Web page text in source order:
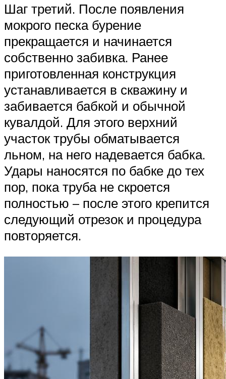
Шаг третий. После появления
мокрого песка бурение
прекращается и начинается
собственно забивка. Ранее
приготовленная конструкция
устанавливается в скважину и
забивается бабкой и обычной
кувалдой. Для этого верхний
участок трубы обматывается
льном, на него надевается бабка.
Удары наносятся по бабке до тех
пор, пока труба не скроется
полностью – после этого крепится
следующий отрезок и процедура
повторяется.